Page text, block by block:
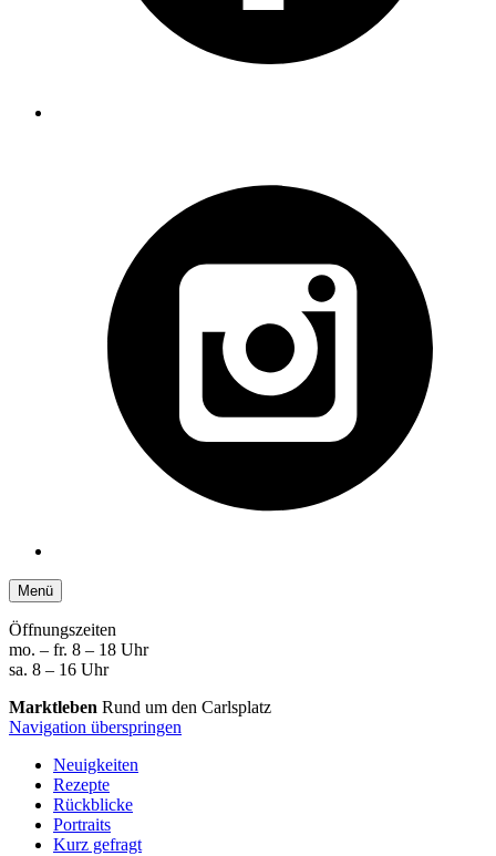
Menü
Öffnungszeiten
mo. – fr. 8 – 18 Uhr
sa. 8 – 16 Uhr
Marktleben Rund um den Carlsplatz
Navigation überspringen
Neuigkeiten
Rezepte
Rückblicke
Portraits
Kurz gefragt